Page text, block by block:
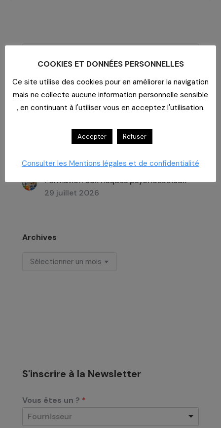
Recherche
29 juillet 2026
29 juillet 2026
Formation aux risques psychosociaux
29 juillet 2026
Archives
Archives
S'inscrire à la Newsletter
Vous êtes un ? *
Fournisseur
COOKIES ET DONNÉES PERSONNELLES
Ce site utilise des cookies pour en améliorer la navigation
mais ne collecte aucune information personnelle sensible
, en continuant à l'utiliser vous en acceptez l'utilisation.
Accepter Refuser
Consulter les Mentions légales et de confidentialité